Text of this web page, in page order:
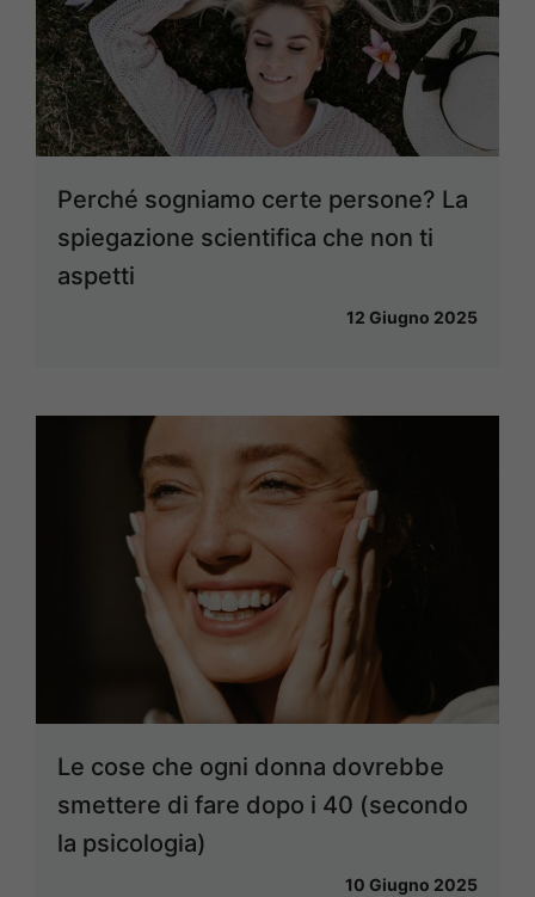
Perché sogniamo certe persone? La
spiegazione scientifica che non ti
aspetti
12 Giugno 2025
Le cose che ogni donna dovrebbe
smettere di fare dopo i 40 (secondo
la psicologia)
10 Giugno 2025